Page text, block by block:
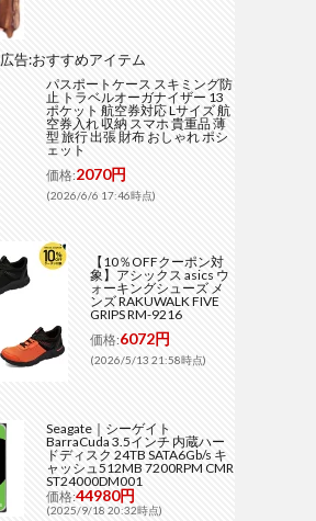
広告:おすすめアイテム
パスポートケース スキミング防
止 トラベルオーガナイザー 13
ポケット 航空券対応 Lサイズ 航
空券入れ 収納 スマホ 貴重品 薄
型 旅行 出張 財布 おしゃれ ポシ
ェット
価格:2070円
(2026/6/6 17:46時点)
【10％OFFクーポン対
象】アシックス asics ウ
ォーキングシューズ メ
ンズ RAKUWALK FIVE
GRIPS RM-9216
価格:6072円
(2026/5/13 21:58時点)
Seagate｜シーゲイト
BarraCuda 3.5インチ 内蔵ハー
ドディスク 24TB SATA6Gb/s キ
ャッシュ512MB 7200RPM CMR
ST24000DM001
価格:44980円
(2025/9/18 20:32時点)